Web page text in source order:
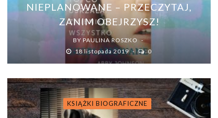
NIEPLANOWANE – PRZECZYTAJ,
ZANIM OBEJRZYSZ!
BY PAULINA ROSZKO
18 listopada 2019
0
KSIĄŻKI BIOGRAFICZNE